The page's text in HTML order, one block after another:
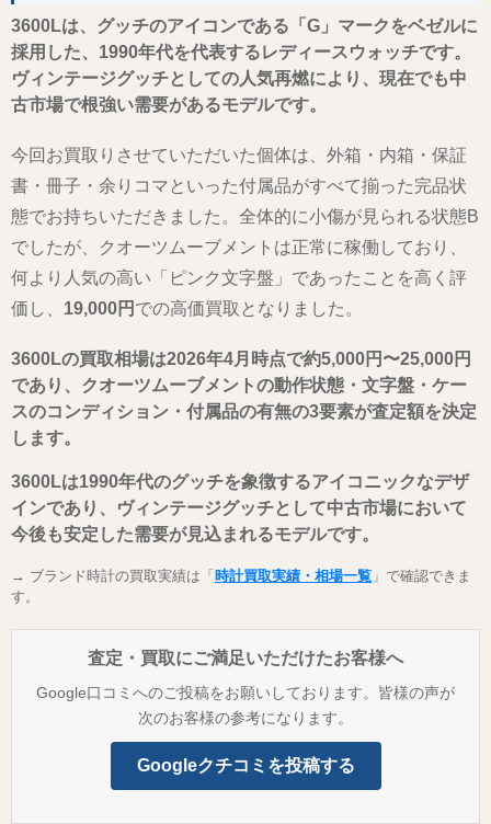
3600Lは、グッチのアイコンである「G」マークをベゼルに
採用した、1990年代を代表するレディースウォッチです。
ヴィンテージグッチとしての人気再燃により、現在でも中
古市場で根強い需要があるモデルです。
今回お買取りさせていただいた個体は、外箱・内箱・保証
書・冊子・余りコマといった付属品がすべて揃った完品状
態でお持ちいただきました。全体的に小傷が見られる状態B
でしたが、クオーツムーブメントは正常に稼働しており、
何より人気の高い「ピンク文字盤」であったことを高く評
価し、 19,000円 での高価買取となりました。
3600Lの買取相場は2026年4月時点で約5,000円〜25,000円
であり、クオーツムーブメントの動作状態・文字盤・ケー
スのコンディション・付属品の有無の3要素が査定額を決定
します。
3600Lは1990年代のグッチを象徴するアイコニックなデザ
インであり、ヴィンテージグッチとして中古市場において
今後も安定した需要が見込まれるモデルです。
→ ブランド時計の買取実績は「 時計買取実績・相場一覧 」で確認できま
す。
査定・買取にご満足いただけたお客様へ
Google口コミへのご投稿をお願いしております。皆様の声が
次のお客様の参考になります。
Googleクチコミを投稿する